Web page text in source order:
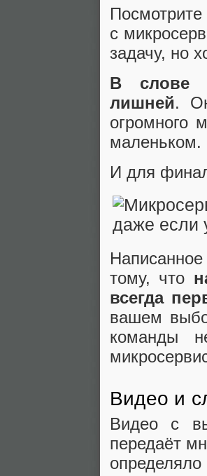
с
задачу, но
В слове
лишней.
огромного
маленьком.
И для
тому, что
всегда
вашем
команды
Видео и
Видео с
передаёт
определяло